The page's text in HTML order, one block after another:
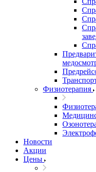
Физиотерапия
Новости
Акции
Цены